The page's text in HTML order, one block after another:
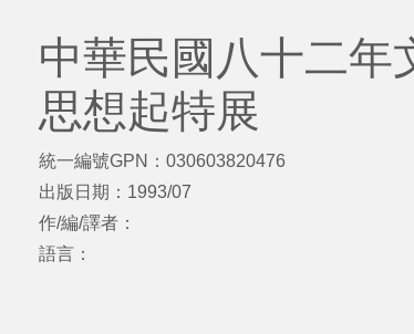
中華民國八十二年
思想起特展
統一編號GPN：030603820476
出版日期：1993/07
作/編/譯者：
語言：